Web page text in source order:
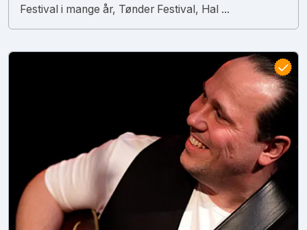
Festival i mange år, Tønder Festival, Hal ...